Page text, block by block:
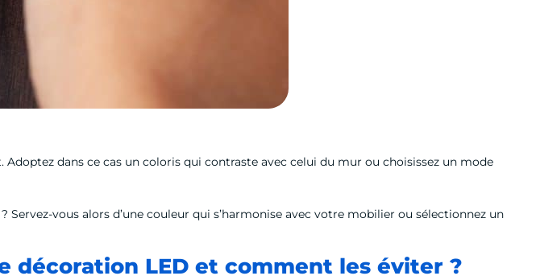
dans ce cas un coloris qui contraste avec celui du mur ou choisissez un mode
vous alors d’une couleur qui s’harmonise avec votre mobilier ou sélectionnez un
décoration LED et comment les éviter ?